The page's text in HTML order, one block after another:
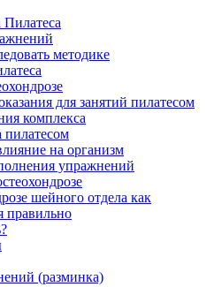
методике
для занятий пилатесом
комплекса
пилатесом
на организм
упражнений
шейного отдела как
правильно
(разминка)